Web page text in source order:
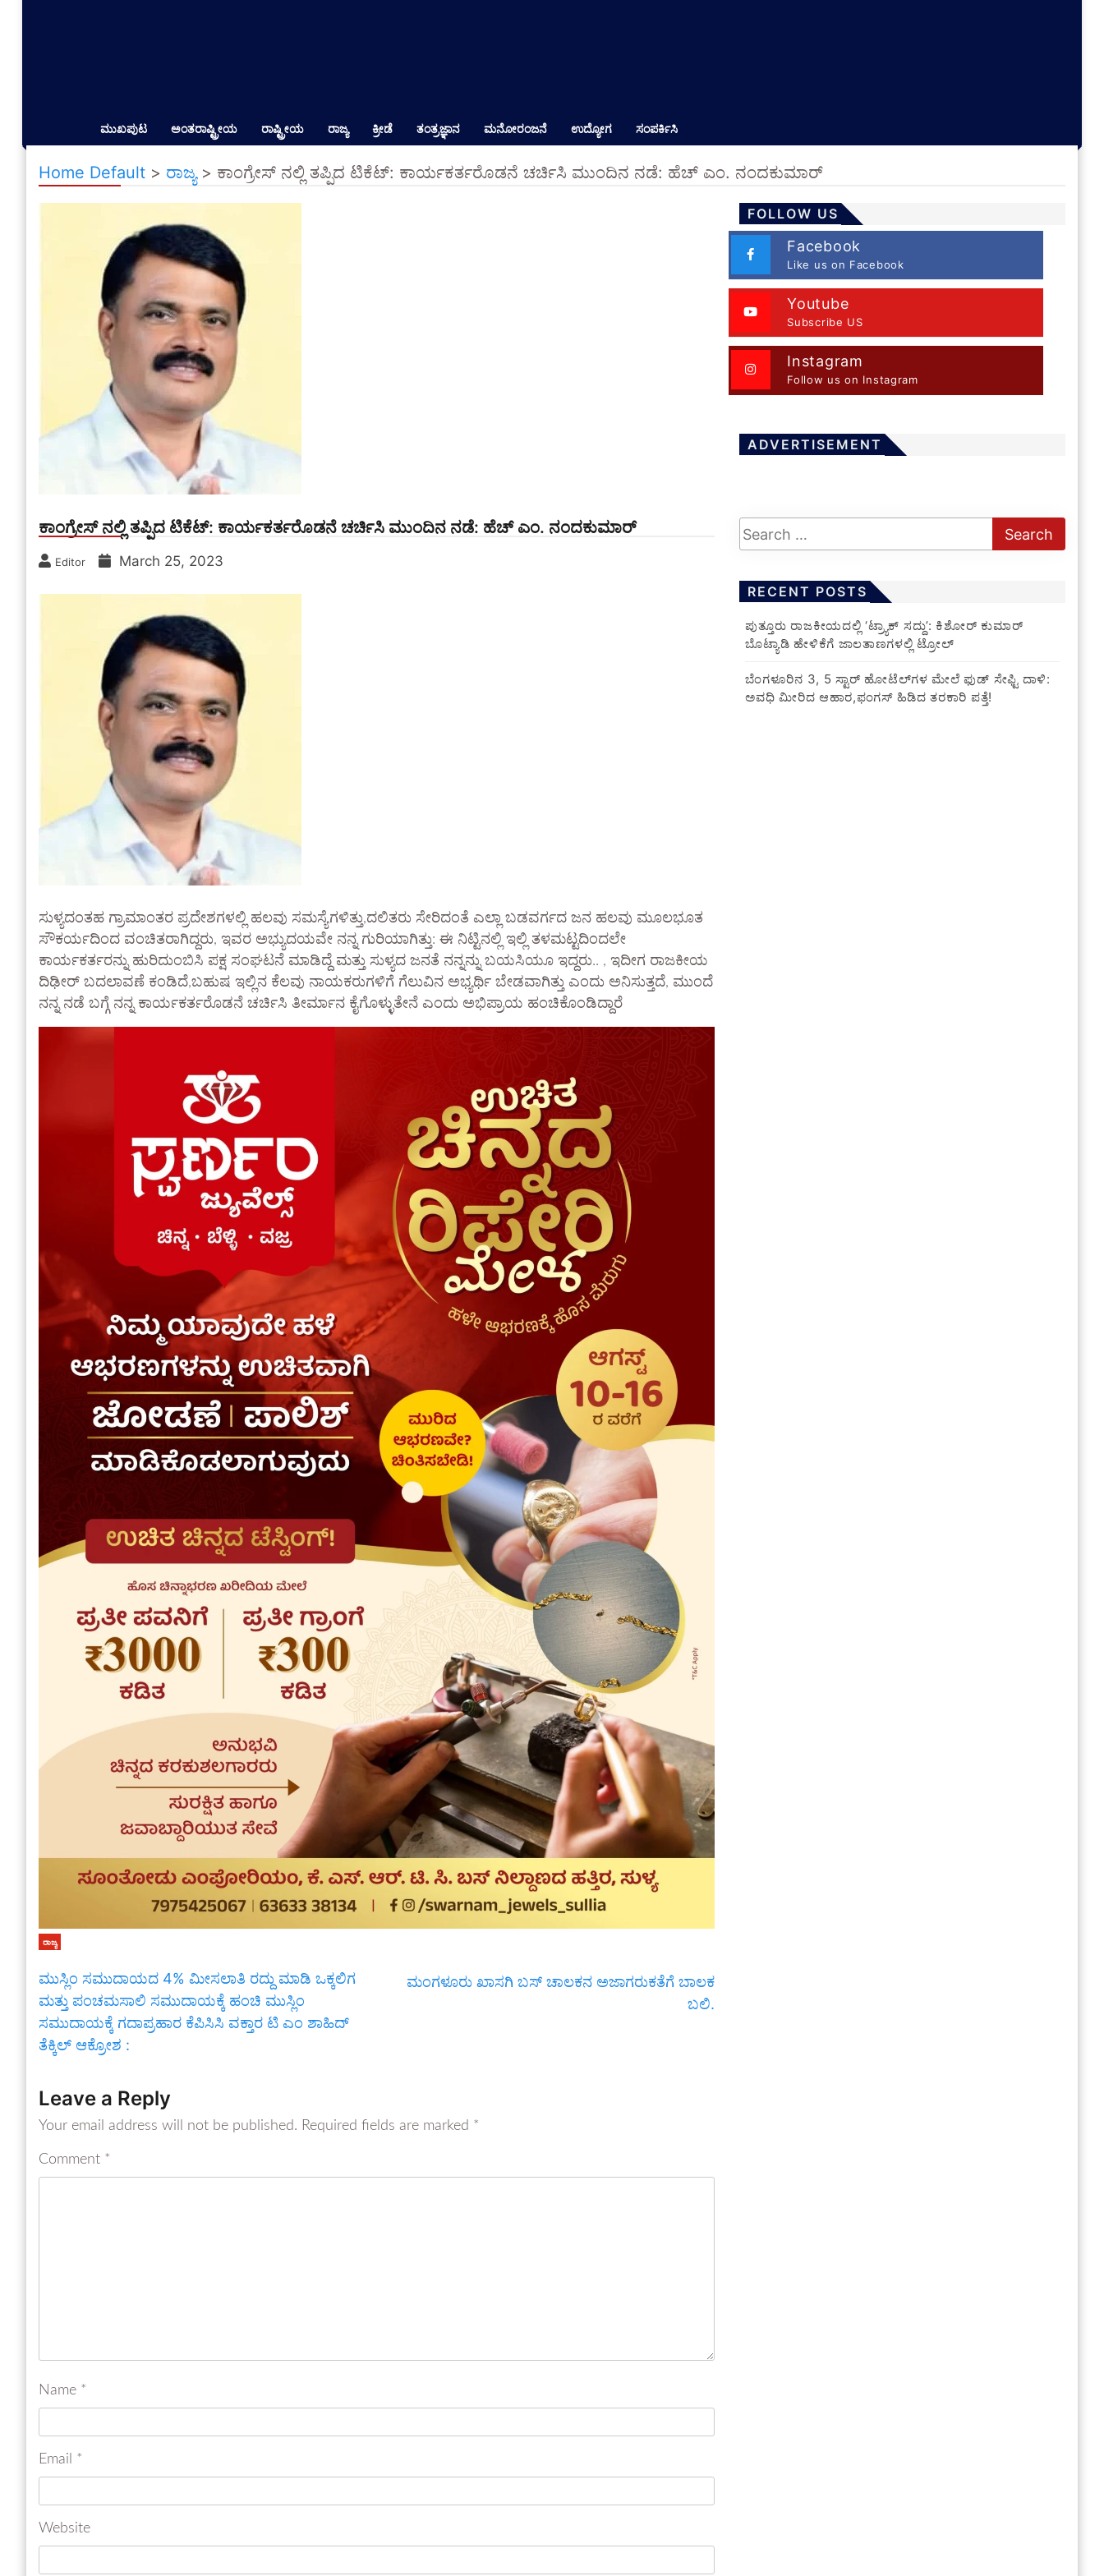
ಮುಖಪುಟ ಅಂತರಾಷ್ಟ್ರೀಯ ರಾಷ್ಟ್ರೀಯ ರಾಜ್ಯ ಕ್ರೀಡೆ ತಂತ್ರಜ್ಞಾನ ಮನೋರಂಜನೆ ಉದ್ಯೋಗ ಸಂಪರ್ಕಿಸಿ
Home Default > ರಾಜ್ಯ> ಕಾಂಗ್ರೇಸ್ ನಲ್ಲಿ ತಪ್ಪಿದ ಟಿಕೆಟ್: ಕಾರ್ಯಕರ್ತರೊಡನೆ ಚರ್ಚಿಸಿ ಮುಂದಿನ ನಡೆ: ಹೆಚ್ ಎಂ. ನಂದಕುಮಾರ್
ಕಾಂಗ್ರೇಸ್ ನಲ್ಲಿ ತಪ್ಪಿದ ಟಿಕೆಟ್: ಕಾರ್ಯಕರ್ತರೊಡನೆ ಚರ್ಚಿಸಿ ಮುಂದಿನ ನಡೆ: ಹೆಚ್ ಎಂ. ನಂದಕುಮಾರ್
Editor March 25, 2023
ಸುಳ್ಯದಂತಹ ಗ್ರಾಮಾಂತರ ಪ್ರದೇಶಗಳಲ್ಲಿ ಹಲವು ಸಮಸ್ಯೆಗಳಿತ್ತು,ದಲಿತರು ಸೇರಿದಂತೆ ಎಲ್ಲಾ ಬಡವರ್ಗದ ಜನ ಹಲವು ಮೂಲಭೂತ
ಸೌಕರ್ಯದಿಂದ ವಂಚಿತರಾಗಿದ್ದರು, ಇವರ ಅಭ್ಯುದಯವೇ ನನ್ನ ಗುರಿಯಾಗಿತ್ತು: ಈ ನಿಟ್ಟಿನಲ್ಲಿ ಇಲ್ಲಿ ತಳಮಟ್ಟದಿಂದಲೇ
ಕಾರ್ಯಕರ್ತರನ್ನು ಹುರಿದುಂಬಿಸಿ ಪಕ್ಷ ಸಂಘಟನೆ ಮಾಡಿದ್ದೆ ಮತ್ತು ಸುಳ್ಯದ ಜನತೆ ನನ್ನನ್ನು ಬಯಸಿಯೂ ಇದ್ದರು.. , ಇದೀಗ ರಾಜಕೀಯ
ದಿಢೀರ್ ಬದಲಾವಣೆ ಕಂಡಿದೆ,ಬಹುಷ ಇಲ್ಲಿನ ಕೆಲವು ನಾಯಕರುಗಳಿಗೆ ಗೆಲುವಿನ ಅಭ್ಯರ್ಥಿ ಬೇಡವಾಗಿತ್ತು ಎಂದು ಅನಿಸುತ್ತದೆ, ಮುಂದೆ
ನನ್ನ ನಡೆ ಬಗ್ಗೆ ನನ್ನ ಕಾರ್ಯಕರ್ತರೊಡನೆ ಚರ್ಚಿಸಿ ತೀರ್ಮಾನ ಕೈಗೊಳ್ಳುತೇನೆ ಎಂದು ಅಭಿಪ್ರಾಯ ಹಂಚಿಕೊಂಡಿದ್ದಾರೆ
ರಾಜ್ಯ
ಮುಸ್ಲಿಂ ಸಮುದಾಯದ 4% ಮೀಸಲಾತಿ ರದ್ದು ಮಾಡಿ ಒಕ್ಕಲಿಗ
ಮತ್ತು ಪಂಚಮಸಾಲಿ ಸಮುದಾಯಕ್ಕೆ ಹಂಚಿ ಮುಸ್ಲಿಂ
ಸಮುದಾಯಕ್ಕೆ ಗದಾಪ್ರಹಾರ ಕೆಪಿಸಿಸಿ ವಕ್ತಾರ ಟಿ ಎಂ ಶಾಹಿದ್
ತೆಕ್ಕಿಲ್ ಆಕ್ರೋಶ :
ಮಂಗಳೂರು ಖಾಸಗಿ ಬಸ್ ಚಾಲಕನ ಅಜಾಗರುಕತೆಗೆ ಬಾಲಕ
ಬಲಿ.
Leave a Reply
Your email address will not be published. Required fields are marked *
Comment *
Name *
Email *
Website
FOLLOW US
Facebook
Like us on Facebook
Youtube
Subscribe US
Instagram
Follow us on Instagram
ADVERTISEMENT
RECENT POSTS
ಪುತ್ತೂರು ರಾಜಕೀಯದಲ್ಲಿ ‘ಟ್ರ್ಯಾಕ್ ಸದ್ದು’: ಕಿಶೋರ್ ಕುಮಾರ್
ಬೊಟ್ಯಾಡಿ ಹೇಳಿಕೆಗೆ ಜಾಲತಾಣಗಳಲ್ಲಿ ಟ್ರೋಲ್
​ಬೆಂಗಳೂರಿನ 3, 5 ಸ್ಟಾರ್ ಹೋಟೆಲ್‌ಗಳ ಮೇಲೆ ಫುಡ್ ಸೇಫ್ಟಿ ದಾಳಿ:
ಅವಧಿ ಮೀರಿದ ಆಹಾರ,ಫಂಗಸ್ ಹಿಡಿದ ತರಕಾರಿ ಪತ್ತೆ!